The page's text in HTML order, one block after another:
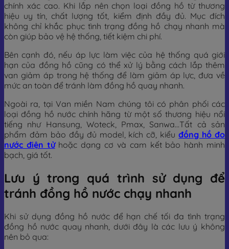
chính xác cao. Khi lắp nên chọn loại đồng hồ từ thương
hiệu uy tín, chất lượng tốt, kiểm định đầy đủ. Mục đích
không chỉ khắc phục tình trạng đồng hồ chạy nhanh mà
còn giúp bảo vệ hệ thống, tiết kiệm chi phí.
Bên cạnh đó, nếu áp lực làm việc của hệ thống quá giới
hạn của đồng hồ cũng có thể xử lý bằng cách lắp thêm
van giảm áp trong hệ thống để làm giảm áp lực, đưa về
mức an toàn để tránh làm đồng hồ quay nhanh.
Ngoài ra, tại Van miền Nam chúng tôi có phân phối các
loại đồng hồ nước chính hãng từ một số thương hiệu nổi
tiếng như Hansung, Woteck, Pmax, Sanwa…Tất cả sản
phẩm đảm bảo đầy đủ model, kích cỡ, kiểuđồng hồ đo
nước điện tửhoặc dạng cơ và cam kết bảo hành minh
bạch, giá tốt.
Lưu ý trong quá trình sử dụng để
tránh đồng hồ nước chạy nhanh
Khi sử dụng đồng hồ nước để hạn chế tối đa tình trạng
đồng hồ nước quay nhanh, dưới đây là các lưu ý không
nên bỏ qua: